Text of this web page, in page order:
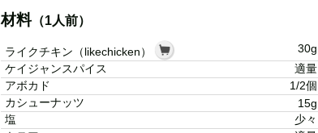
材料（1人前）
ライクチキン（likechicken）
30g
ケイジャンスパイス
適量
アボカド
1/2個
カシューナッツ
15g
塩
少々